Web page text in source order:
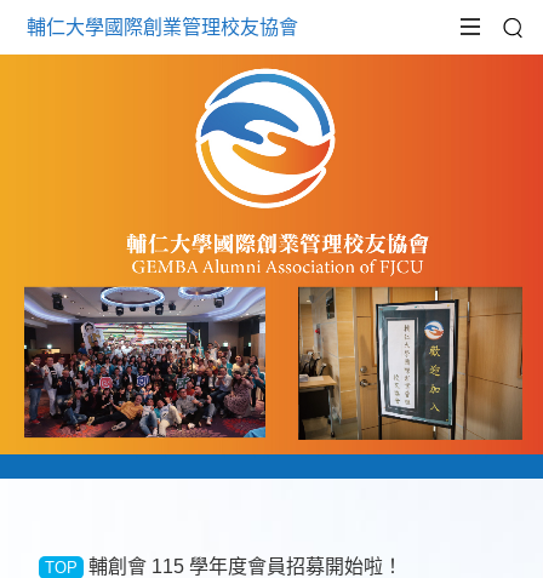
輔仁大學國際創業管理校友協會
TOP
輔創會 115 學年度會員招募開始啦！